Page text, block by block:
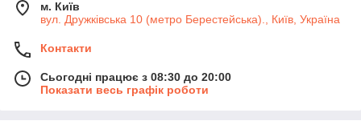
м. Київ
вул. Дружківська 10 (метро Берестейська)., Київ, Україна
Контакти
Сьогодні працює з 08:30 до 20:00
Показати весь графік роботи